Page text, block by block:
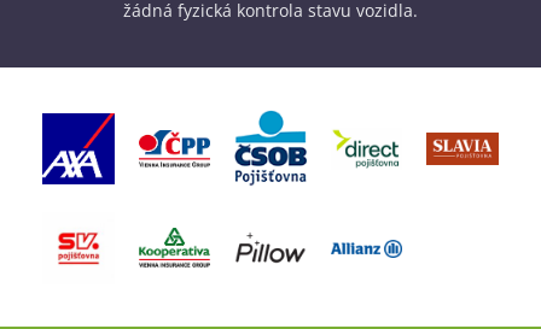
žádná fyzická kontrola stavu vozidla.